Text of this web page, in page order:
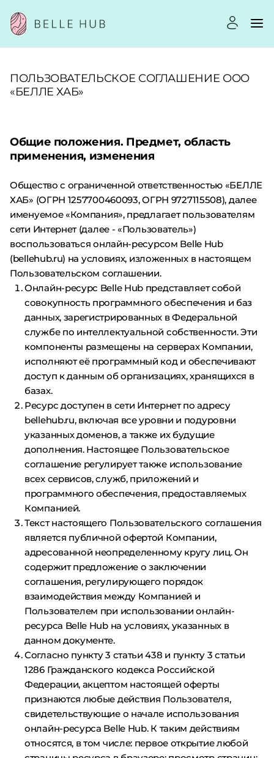
ПОЛЬЗОВАТЕЛЬСКОЕ СОГЛАШЕНИЕ ООО
«БЕЛЛЕ ХАБ»
Общие положения. Предмет, область
применения, изменения
Общество с ограниченной ответственностью «БЕЛЛЕ
ХАБ» (ОГРН 1257700460093, ОГРН 9727115508), далее
именуемое «Компания», предлагает пользователям
сети Интернет (далее - «Пользователь»)
воспользоваться онлайн-ресурсом Belle Hub
(bellehub.ru) на условиях, изложенных в настоящем
Пользовательском соглашении.
Онлайн-ресурс Belle Hub представляет собой
совокупность программного обеспечения и баз
данных, зарегистрированных в Федеральной
службе по интеллектуальной собственности. Эти
компоненты размещены на серверах Компании,
исполняют её программный код и обеспечивают
доступ к данным об организациях, хранящихся в
базах.
Ресурс доступен в сети Интернет по адресу
bellehub.ru, включая все уровни и подуровни
указанных доменов, а также их будущие
дополнения. Настоящее Пользовательское
соглашение регулирует также использование
всех сервисов, служб, приложений и
программного обеспечения, предоставляемых
Компанией.
Текст настоящего Пользовательского соглашения
является публичной офертой Компании,
адресованной неопределенному кругу лиц. Он
содержит предложение о заключении
соглашения, регулирующего порядок
взаимодействия между Компанией и
Пользователем при использовании онлайн-
ресурса Belle Hub на условиях, указанных в
данном документе.
Согласно пункту 3 статьи 438 и пункту 3 статьи
1286 Гражданского кодекса Российской
Федерации, акцептом настоящей оферты
признаются любые действия Пользователя,
свидетельствующие о начале использования
онлайн-ресурса Belle Hub. К таким действиям
относятся, в том числе: первое открытие любой